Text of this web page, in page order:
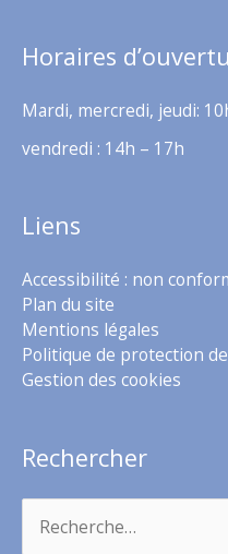
Horaires
Mardi, mercredi, jeudi:
vendredi : 14h – 17h
Liens
Accessibilité : non
Plan du site
Mentions légales
Politique de protection
Gestion des cookies
Rechercher